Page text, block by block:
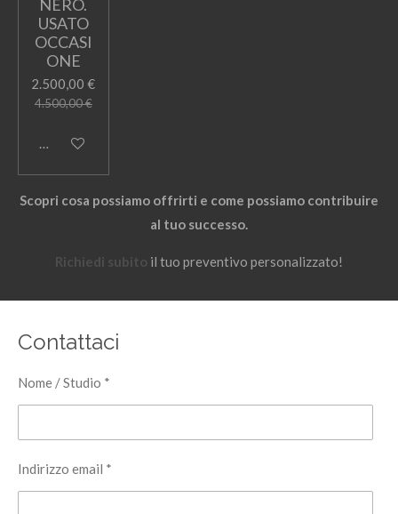
NERO.
USATO
OCCASI
ONE
2.500,00 €
4.500,00 €
Avvisami quando disponibile
Scopri cosa possiamo offrirti e come possiamo contribuire
al tuo successo.
Richiedi subito il tuo preventivo personalizzato!
Contattaci
Nome / Studio *
Indirizzo email *